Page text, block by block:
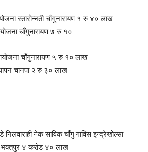
स्तारोन्नती चाँगुनारायण १ रु ४० लाख
चाँगुनारायण ७ रु १०
चाँगुनारायण ५ रु १० लाख
चानपा २ रु ३० लाख
निलवाराही नेक साविक चाँगु गाविस इन्द्रेखोल्सा
४ करोड ४० लाख